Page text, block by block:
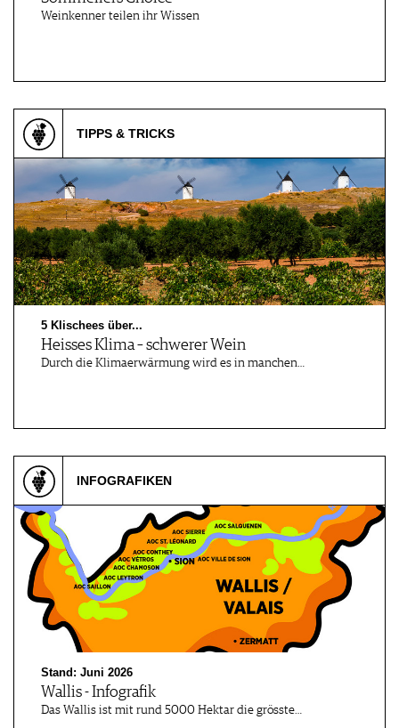
Weinkenner teilen ihr Wissen
TIPPS & TRICKS
5 Klischees über...
Heisses Klima – schwerer Wein
Durch die Klimaerwärmung wird es in manchen…
INFOGRAFIKEN
Stand: Juni 2026
Wallis - Infografik
Das Wallis ist mit rund 5000 Hektar die grösste…